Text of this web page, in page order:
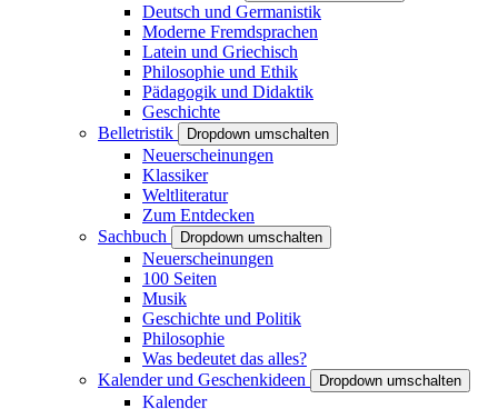
Deutsch und Germanistik
Moderne Fremdsprachen
Latein und Griechisch
Philosophie und Ethik
Pädagogik und Didaktik
Geschichte
Belletristik
Dropdown umschalten
Neuerscheinungen
Klassiker
Weltliteratur
Zum Entdecken
Sachbuch
Dropdown umschalten
Neuerscheinungen
100 Seiten
Musik
Geschichte und Politik
Philosophie
Was bedeutet das alles?
Kalender und Geschenkideen
Dropdown umschalten
Kalender